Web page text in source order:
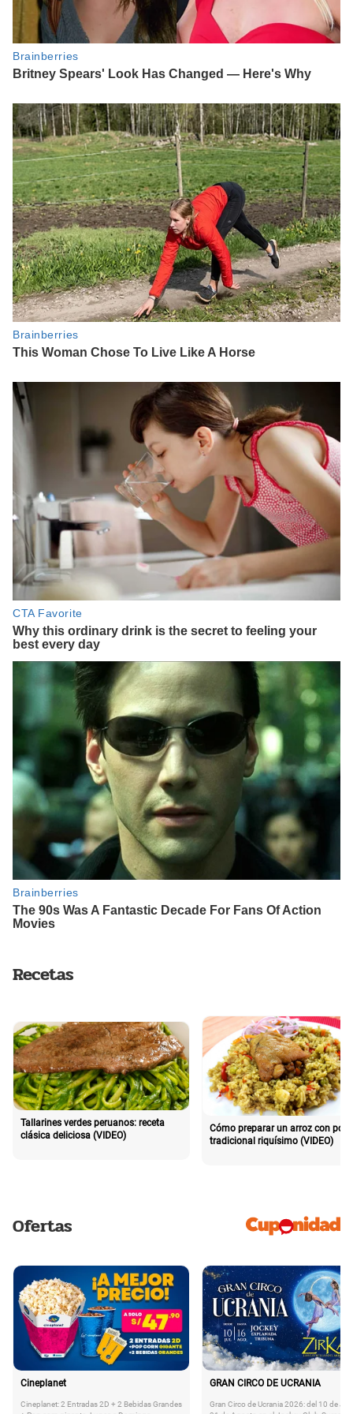
Recetas
Tallarines verdes peruanos: receta
clásica deliciosa (VIDEO)
Cómo preparar un arroz con pollo
tradicional riquísimo (VIDEO)
Ofertas
Cineplanet
Cineplanet: 2 Entradas 2D + 2 Bebidas Grandes
GRAN CIRCO DE UCRANIA
Gran Circo de Ucrania 2026: del 10 de